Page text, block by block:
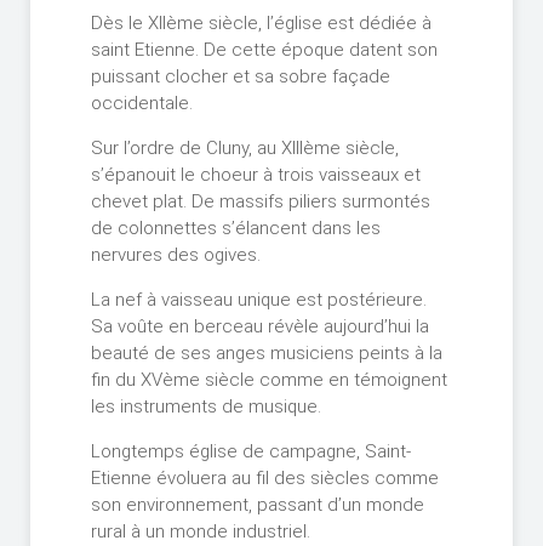
Dès le XIIème siècle, l’église est dédiée à
saint Etienne. De cette époque datent son
puissant clocher et sa sobre façade
occidentale.
Sur l’ordre de Cluny, au XIIIème siècle,
s’épanouit le choeur à trois vaisseaux et
chevet plat. De massifs piliers surmontés
de colonnettes s’élancent dans les
nervures des ogives.
La nef à vaisseau unique est postérieure.
Sa voûte en berceau révèle aujourd’hui la
beauté de ses anges musiciens peints à la
fin du XVème siècle comme en témoignent
les instruments de musique.
Longtemps église de campagne, Saint-
Etienne évoluera au fil des siècles comme
son environnement, passant d’un monde
rural à un monde industriel.